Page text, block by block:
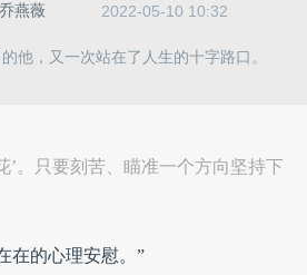
乔燕薇 2022-05-10 10:32
他，又一次站在了人生的十字路口。
’。只要刻苦、瞄准一个方向坚持下
在的心理安慰。”